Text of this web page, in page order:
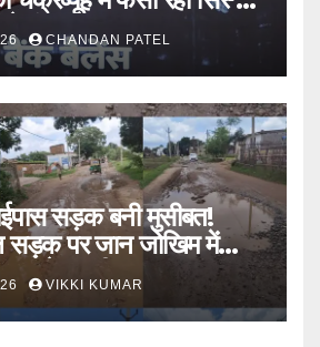
बंदCHANDAN PATEL
सड़क बनी मुसीबत!
सड़क पर जान जोखिम में
रहे ग्रामीण
VIKKI KUMAR